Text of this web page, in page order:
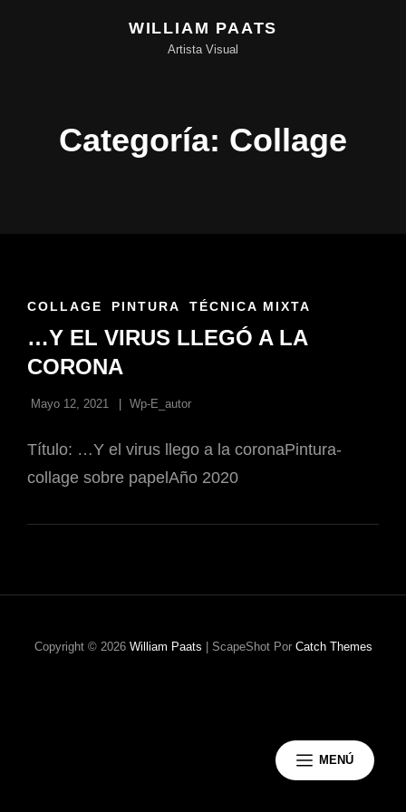
WILLIAM PAATS
Artista Visual
MENÚ
Categoría: Collage
ENLACES
LAS
CATEGORÍAS
COLLAGE PINTURA TÉCNICA MIXTA
…Y EL VIRUS LLEGÓ A LA
CORONA
Mayo 12, 2021 Wp-E_autor
Título: …Y el virus llego a la coronaPintura-
collage sobre papelAño 2020
Copyright © 2026 William Paats ScapeShot Por Catch Themes